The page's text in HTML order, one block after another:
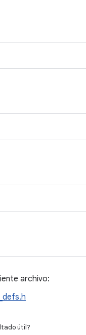
archivo:
útil?